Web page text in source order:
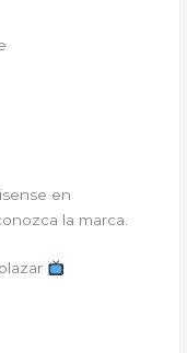
en
la marca.